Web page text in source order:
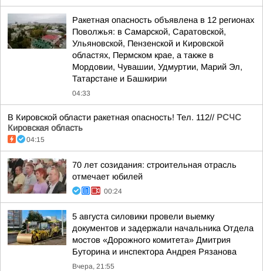
Ракетная опасность объявлена в 12 регионах
Поволжья: в Самарской, Саратовской,
Ульяновской, Пензенской и Кировской
областях, Пермском крае, а также в
Мордовии, Чувашии, Удмуртии, Марий Эл,
Татарстане и Башкирии
04:33
В Кировской области ракетная опасность! Тел. 112// РСЧС
Кировская область
04:15
70 лет созидания: строительная отрасль
отмечает юбилей
00:24
5 августа силовики провели выемку
документов и задержали начальника Отдела
мостов «Дорожного комитета» Дмитрия
Буторина и инспектора Андрея Рязанова
Вчера, 21:55